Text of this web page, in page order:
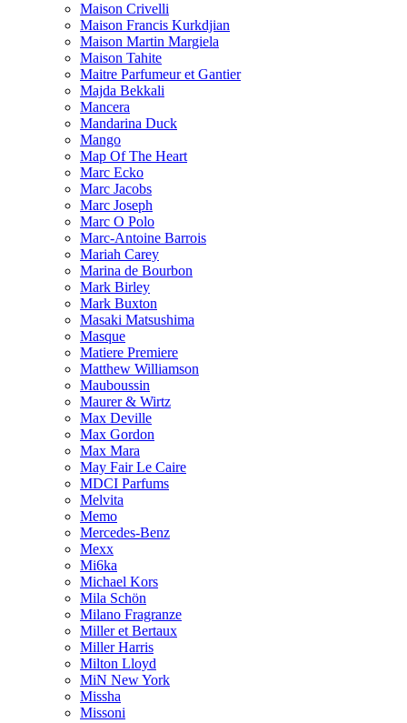
Maison Crivelli
Maison Francis Kurkdjian
Maison Martin Margiela
Maison Tahite
Maitre Parfumeur et Gantier
Majda Bekkali
Mancera
Mandarina Duck
Mango
Map Of The Heart
Marc Ecko
Marc Jacobs
Marc Joseph
Marc O Polo
Marc-Antoine Barrois
Mariah Carey
Marina de Bourbon
Mark Birley
Mark Buxton
Masaki Matsushima
Masque
Matiere Premiere
Matthew Williamson
Mauboussin
Maurer & Wirtz
Max Deville
Max Gordon
Max Mara
May Fair Le Caire
MDCI Parfums
Melvita
Memo
Mercedes-Benz
Mexx
Mi6ka
Michael Kors
Mila Schön
Milano Fragranze
Miller et Bertaux
Miller Harris
Milton Lloyd
MiN New York
Missha
Missoni